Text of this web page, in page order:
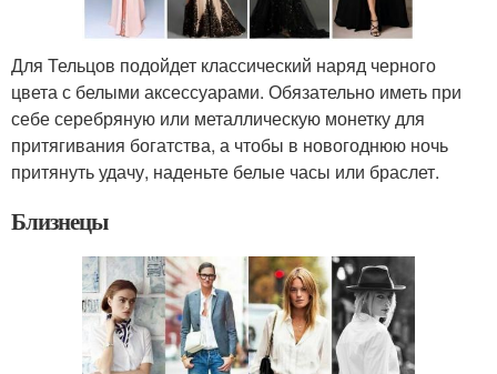
Для Тельцов подойдет классический наряд черного
цвета с белыми аксессуарами. Обязательно иметь при
себе серебряную или металлическую монетку для
притягивания богатства, а чтобы в новогоднюю ночь
притянуть удачу, наденьте белые часы или браслет.
Близнецы